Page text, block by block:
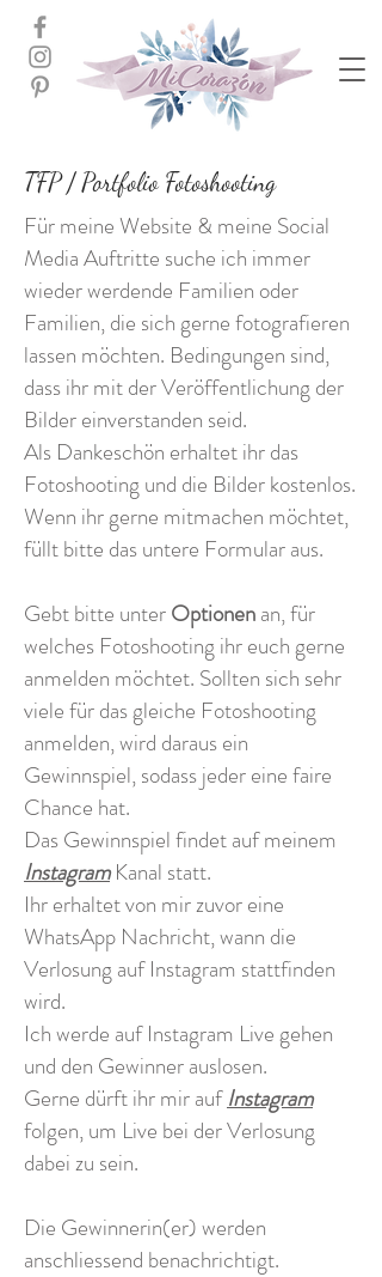
TFP / Portfolio Fotoshooting
Für meine Website & meine Social
Media Auftritte suche ich immer
wieder werdende Familien oder
Familien, die sich gerne fotografieren
lassen möchten. Bedingungen sind,
dass ihr mit der Veröffentlichung der
Bilder einverstanden seid.
Als Dankeschön erhaltet ihr das
Fotoshooting und die Bilder kostenlos.
Wenn ihr gerne mitmachen möchtet,
füllt bitte das untere Formular aus.
Gebt bitte unterOptionenan, für
welches Fotoshooting ihr euch gerne
anmelden möchtet. Sollten sich sehr
viele für das gleiche Fotoshooting
anmelden, wird daraus ein
Gewinnspiel, sodass jeder eine faire
Chance hat.
Das Gewinnspiel findet auf meinem
InstagramKanal statt.
Ihr erhaltet von mir zuvor eine
WhatsApp Nachricht, wann die
Verlosung auf Instagram stattfinden
wird.
Ich werde auf Instagram Live gehen
und den Gewinner auslosen.
Gerne dürft ihr mir aufInstagram
folgen, um Live bei der Verlosung
dabei zu sein.
Die Gewinnerin(er) werden
anschliessend benachrichtigt.